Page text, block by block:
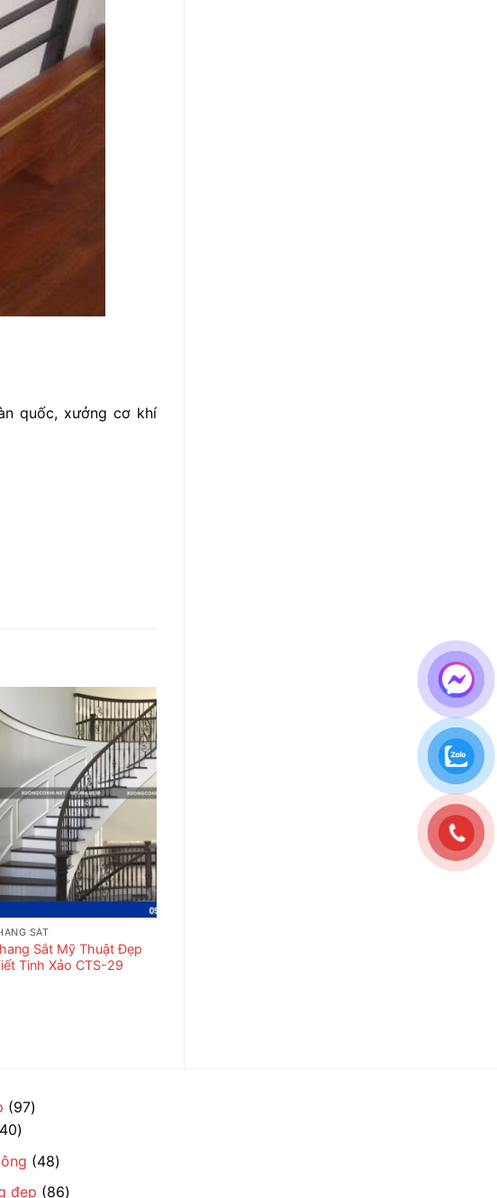
quốc, xưởng cơ khí
SẮT
Sắt Mỹ Thuật Đẹp
Tinh Xảo CTS-29
9797
phẩm
4040
sản
phẩm
4848
sản
đẹp 8686